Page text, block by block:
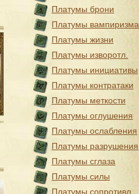
Платумы брони
Платумы вампиризма
Платумы жизни
Платумы изворотл.
Платумы инициативы
Платумы контратаки
Платумы меткости
Платумы оглушения
Платумы ослабления
Платумы разрушения
Платумы сглаза
Платумы силы
Платумы сопротивл.